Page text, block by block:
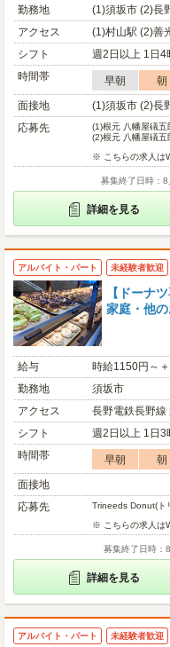
勤務地
(1)須坂市 (2)長
アクセス
(1)村山駅 (2)善
シフト
週2日以上 1日4
時間帯
早朝 朝
面接地
(1)須坂市 (2)長
応募先
(1)根元 八幡屋礒五
(2)根元 八幡屋礒五
※ こちらの求人は
募集終了日時：8
詳細を見る
アルバイト・パート 未経験者歓迎
【ドーナ
家庭・他
給与
時給1150円～
勤務地
須坂市
アクセス
長野電鉄長野線
シフト
週2日以上 1日3
時間帯
早朝 朝
面接地
応募先
Trineeds Donut(ト
※ こちらの求人は
募集終了日時：
詳細を見る
アルバイト・パート 未経験者歓迎